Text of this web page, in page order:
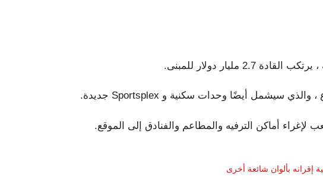
دولار للمبنى.
أماكن الترفيه والمطاعم والفنادق إلى الموقع.